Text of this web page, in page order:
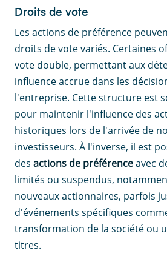
Droits de vote
Les actions de préférence
droits de vote variés. Certaines
vote double, permettant aux
influence accrue dans les
l'entreprise. Cette structure est
pour maintenir l'influence des
historiques lors de l'arrivée de
investisseurs. À l'inverse, il est
des actions de préférenceavec
limités ou suspendus,
nouveaux actionnaires, parfois
d'événements spécifiques
transformation de la société ou
titres.